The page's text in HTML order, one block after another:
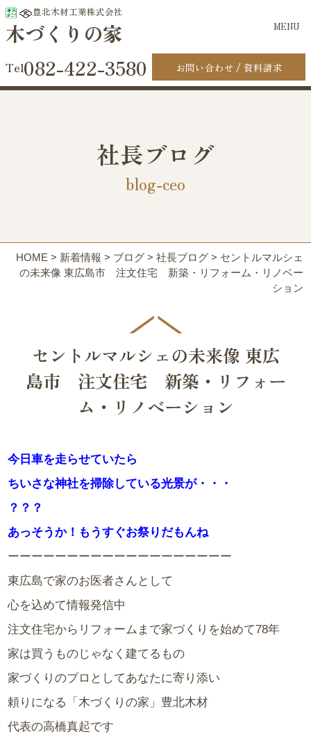
豊北木材工業株式会社
木づくりの家 MENU
082-422-3580 お問い合わせ 資料請求
社長ブログ
blog-ceo
HOME > 新着情報 > ブログ> 社長ブログ> セントルマルシェ
の未来像 東広島市 注文住宅 新築・リフォーム・リノベー
ション
セントルマルシェの未来像 東広
島市 注文住宅 新築・リフォー
ム・リノベーション
今日車を走らせていたら
ちいさな神社を掃除している光景が・・・
？？？
あっそうか！もうすぐお祭りだもんね
ーーーーーーーーーーーーーーーーーーー
東広島で家のお医者さんとして
心を込めて情報発信中
注文住宅からリフォームまで家づくりを始めて78年
家は買うものじゃなく建てるもの
家づくりのプロとしてあなたに寄り添い
頼りになる「木づくりの家」豊北木材
代表の高橋真起です